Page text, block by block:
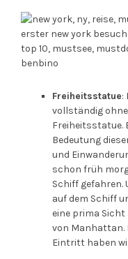
Freiheitsstatue:
vollständig
Freiheitsstatue.
Bedeutung
und
schon früh
Schiff gefahren.
auf dem Schiff
eine prima Sicht
von Manhattan.
Eintritt haben